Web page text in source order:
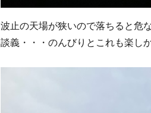
波止の天場が狭いので落ちると危
談義・・・のんびりとこれも楽し